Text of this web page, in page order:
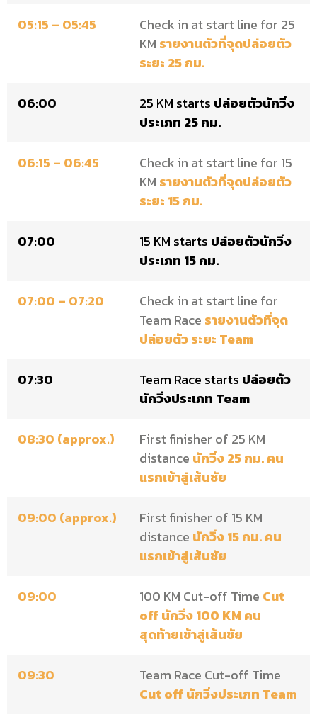
05:15 – 05:45
Check in at start line for 25
KM รายงานตัวที่จุดปล่อยตัว
ระยะ 25 กม.
06:00 25 KM starts ปล่อยตัวนักวิ่ง
ประเภท 25 กม.
06:15 – 06:45
Check in at start line for 15
KM รายงานตัวที่จุดปล่อยตัว
ระยะ 15 กม.
07:00 15 KM starts ปล่อยตัวนักวิ่ง
ประเภท 15 กม.
07:00 – 07:20
Check in at start line for
Team Race รายงานตัวที่จุด
ปล่อยตัว ระยะ Team
07:30 Team Race starts ปล่อยตัว
นักวิ่งประเภท Team
08:30 (approx.)
First finisher of 25 KM
distance นักวิ่ง 25 กม. คน
แรกเข้าสู่เส้นชัย
09:00 (approx.)
First finisher of 15 KM
distance นักวิ่ง 15 กม. คน
แรกเข้าสู่เส้นชัย
09:00 100 KM Cut-off Time Cut
off นักวิ่ง 100 KM คน
สุดท้ายเข้าสู่เส้นชัย
09:30
Team Race Cut-off Time
Cut off นักวิ่งประเภท Team